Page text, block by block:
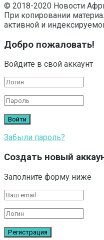
© 2018-2020 Новости
При копировании
активной и
Добро пожаловать!
Войдите в свой аккаунт
Забыли пароль?
Создать новый
Заполните форму ниже